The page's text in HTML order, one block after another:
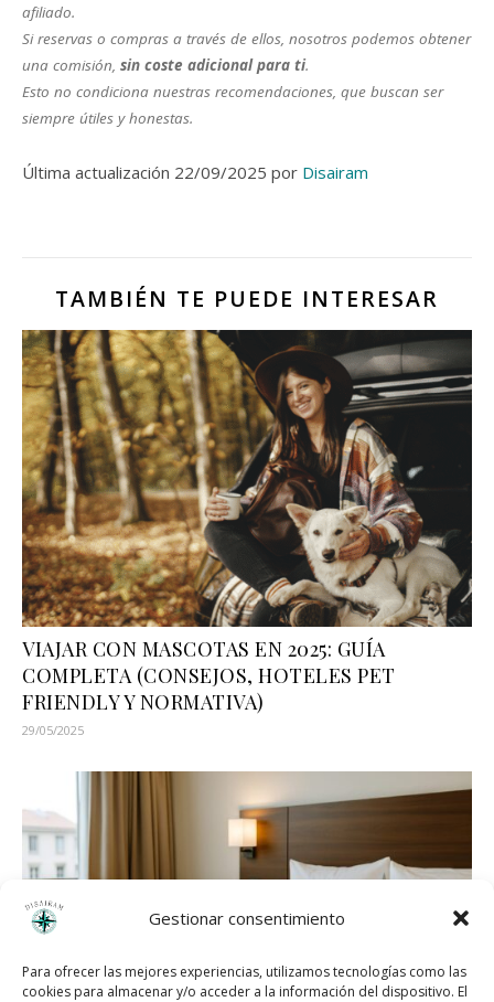
Gestionar consentimiento
Para ofrecer las mejores experiencias, utilizamos tecnologías como las
cookies para almacenar y/o acceder a la información del dispositivo. El
afiliado.
Si reservas o compras a través de ellos, nosotros podemos obtener
una comisión, sin coste adicional para ti.
Esto no condiciona nuestras recomendaciones, que buscan ser
siempre útiles y honestas.
Última actualización 22/09/2025 por Disairam
TAMBIÉN TE PUEDE INTERESAR
VIAJAR CON MASCOTAS EN 2025: GUÍA
COMPLETA (CONSEJOS, HOTELES PET
FRIENDLY Y NORMATIVA)
29/05/2025